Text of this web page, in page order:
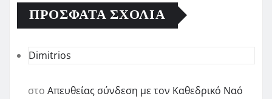
ΠΡΌΣΦΑΤΑ ΣΧΌΛΙΑ
Dimitrios
στο Απευθείας σύνδεση με τον Καθεδρικό Ναό